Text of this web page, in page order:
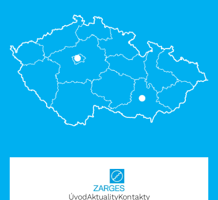
ÚvodAktualityKontakty